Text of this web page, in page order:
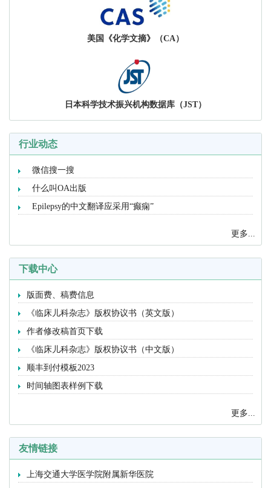
美国《化学文摘》（CA）
日本科学技术振兴机构数据库（JST）
行业动态
微信搜一搜
什么叫OA出版
Epilepsy的中文翻译应采用“癫痫”
更多...
下载中心
版面费、稿费信息
《临床儿科杂志》版权协议书（英文版）
作者修改稿首页下载
《临床儿科杂志》版权协议书（中文版）
顺丰到付模板2023
时间轴图表样例下载
更多...
友情链接
上海交通大学医学院附属新华医院